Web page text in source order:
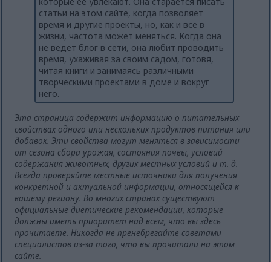
статьи на этом сайте, когда позволяет
время и другие проекты, но, как и все в
жизни, частота может меняться. Когда она
не ведет блог в сети, она любит проводить
время, ухаживая за своим садом, готовя,
читая книги и занимаясь различными
творческими проектами в доме и вокруг
него.
Эта страница содержит информацию о питательных
свойствах одного или нескольких продуктов питания или
добавок. Эти свойства могут меняться в зависимости
от сезона сбора урожая, состояния почвы, условий
содержания животных, других местных условий и т. д.
Всегда проверяйте местные источники для получения
конкретной и актуальной информации, относящейся к
вашему региону. Во многих странах существуют
официальные диетические рекомендации, которые
должны иметь приоритет над всем, что вы здесь
прочитаете. Никогда не пренебрегайте советами
специалистов из-за того, что вы прочитали на этом
сайте.